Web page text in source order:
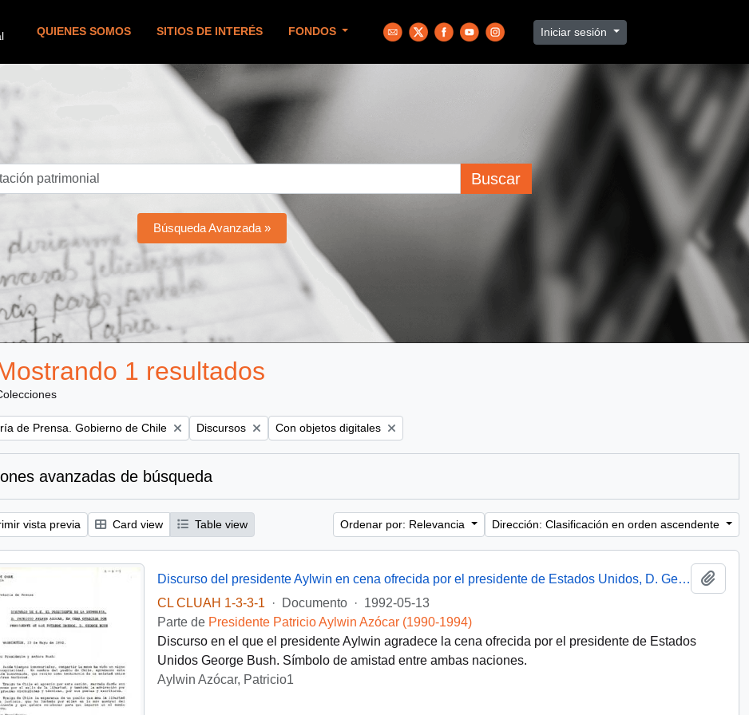
QUIENES SOMOS SITIOS DE INTERÉS FONDOS Iniciar sesión
Buscar
Búsqueda Avanzada »
1 resultados
filter:de Prensa. Gobierno de Chile Remove filter:
Discursos Remove filter:
Con objetos digitales
avanzadas de búsqueda
vista previa Card view Table view Ordenar por: Relevancia Dirección: Clasificación en orden ascendente
Discurso del presidente Aylwin en cena ofrecida por el presidente de Estados Unidos, D. George Bush
CL CLUAH 1-3-3-1
· Documento · 1992-05-13
Parte de Presidente Patricio Aylwin Azócar (1990-1994)
Discurso en el que el presidente Aylwin agradece la cena ofrecida por el presidente de Estados
Unidos George Bush. Símbolo de amistad entre ambas naciones.
Aylwin Azócar, Patricio1